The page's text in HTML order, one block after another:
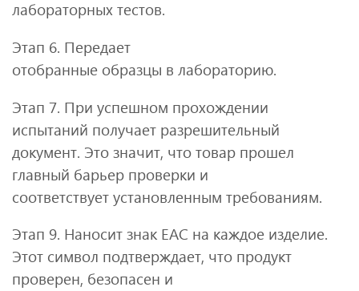
лабораторных тестов.
Этап 6. Передает
отобранные образцы в лабораторию.
Этап 7. При успешном прохождении
испытаний получает разрешительный
документ. Это значит, что товар прошел
главный барьер проверки и
соответствует установленным требованиям.
Этап 9. Наносит знак ЕАС на каждое изделие.
Этот символ подтверждает, что продукт
проверен, безопасен и